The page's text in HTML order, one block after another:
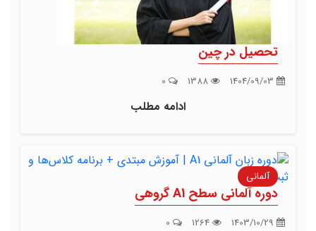
تحصیل در چین
ادامه مطلب
آلمانی
دوره آلمانی سطح A1 گروهی